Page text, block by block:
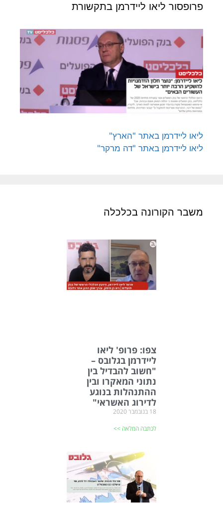
פרופסור ליאו ליידרמן בתקשורת
ליאו ליידרמן באתר "הארץ"
ליאו ליידרמן באתר "דה מרקר"
משבר הקורונה בכלכלה
צפו: פרופ' ליאו
ליידרמן בגלובס –
"חשוב להבדיל בין
נתוני המאקרו ובין
ההתנהלות בנוגע
לדירוג האשראי"
18 בנובמבר 2020
לכתבה המלאה >>